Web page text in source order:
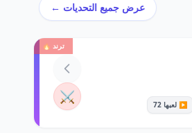
عرض جميع التحديات ←
ترند 🔥
▶️ لعبها 72 ⚔️